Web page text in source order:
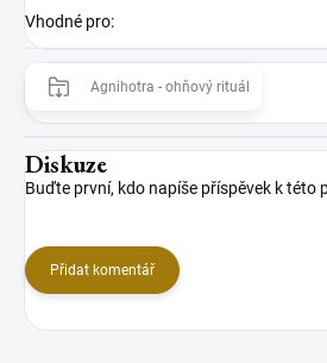
Vhodné pro:
Agnihotra - ohňový rituál
Diskuze
Buďte první, kdo napíše příspěvek k této
Přidat komentář